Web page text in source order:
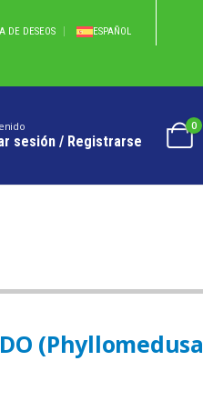
DE DESEOS ESPAÑOL
sesión / Registrarse
0
(Phyllomedusa